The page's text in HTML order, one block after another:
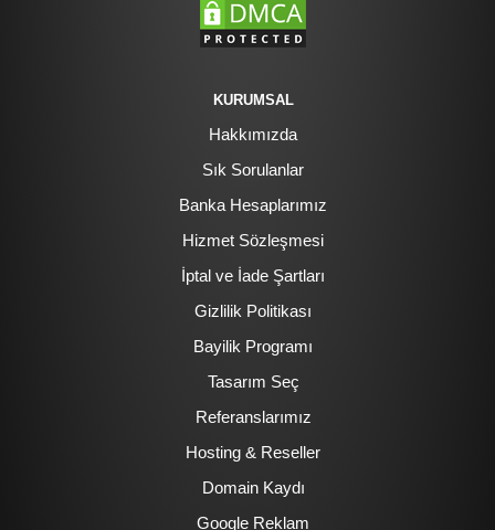
KURUMSAL
Hakkımızda
Sık Sorulanlar
Banka Hesaplarımız
Hizmet Sözleşmesi
İptal ve İade Şartları
Gizlilik Politikası
Bayilik Programı
Tasarım Seç
Referanslarımız
Hosting & Reseller
Domain Kaydı
Google Reklam